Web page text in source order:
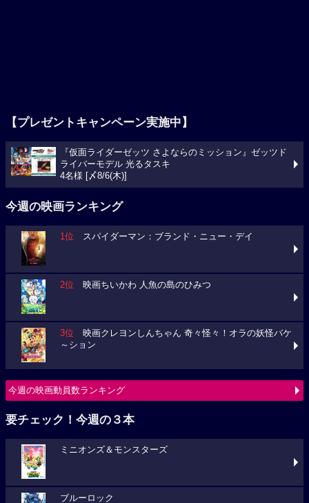
【プレゼントキャンペーン実施中】
『仮面ライダーゼッツ さよならのミッション』ゼッツド
ライバーモデル 光るタスキ
4名様 [〆8/6(木)]
今週の映画ランキング
1位 スパイダーマン：ブランド・ニュー・デイ
2位 映画ちいかわ 人魚の島のひみつ
3位 映画クレヨンしんちゃん 奇々怪々！オラの妖怪バケ
～ション
今週の映画動員数ランキング
要チェック！今週の３本
ミニオンズ＆モンスターズ
ブルーロック